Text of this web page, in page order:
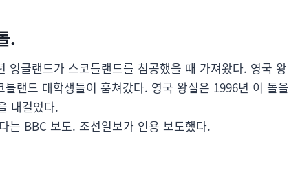
.
글랜드가 스코틀랜드를 침공했을 때 가져왔다. 영국 왕
랜드 대학생들이 훔쳐갔다. 영국 왕실은 1996년 이 돌을
내걸었다.
는 BBC 보도. 조선일보가 인용 보도했다.